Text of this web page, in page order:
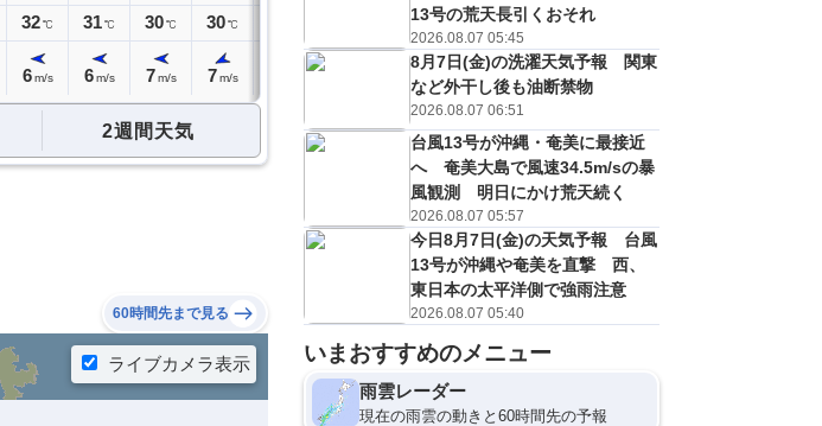
32℃
6 m/s
31℃
6 m/s
30℃
7 m/s
30℃
7 m/s
29℃
m/s
29℃
8m/s
29℃
7m/s
29
7 7
2週間天気
60時間先まで見る
13号の荒天長引くおそれ
2026.08.07 05:45
8月7日(金)の洗濯天気予報 関東
など外干し後も油断禁物
2026.08.07 06:51
台風13号が沖縄・奄美に最接近
へ 奄美大島で風速34.5m/sの暴
風観測 明日にかけ荒天続く
2026.08.07 05:57
今日8月7日(金)の天気予報 台風
13号が沖縄や奄美を直撃 西、
東日本の太平洋側で強雨注意
2026.08.07 05:40
いまおすすめのメニュー
雨雲レーダー
現在の雨雲の動きと60時間先の予報